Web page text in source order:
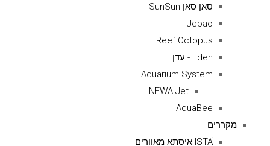
סאן סאן SunSun
Jebao
Reef Octopus
Eden - עדן
Aquarium System
NEWA Jet
AquaBee
מקררים
ISTAׁׂ איסתא מאוורים